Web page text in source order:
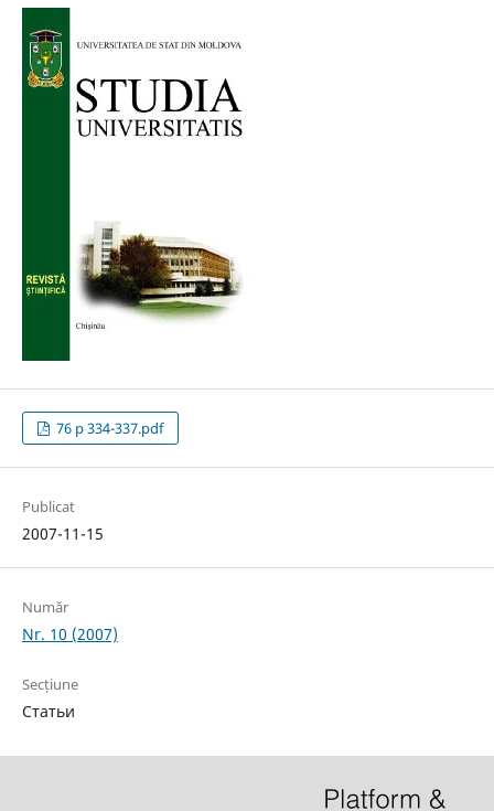
76 p 334-337.pdf
Publicat
2007-11-15
Număr
Nr. 10 (2007)
Secțiune
Статьи